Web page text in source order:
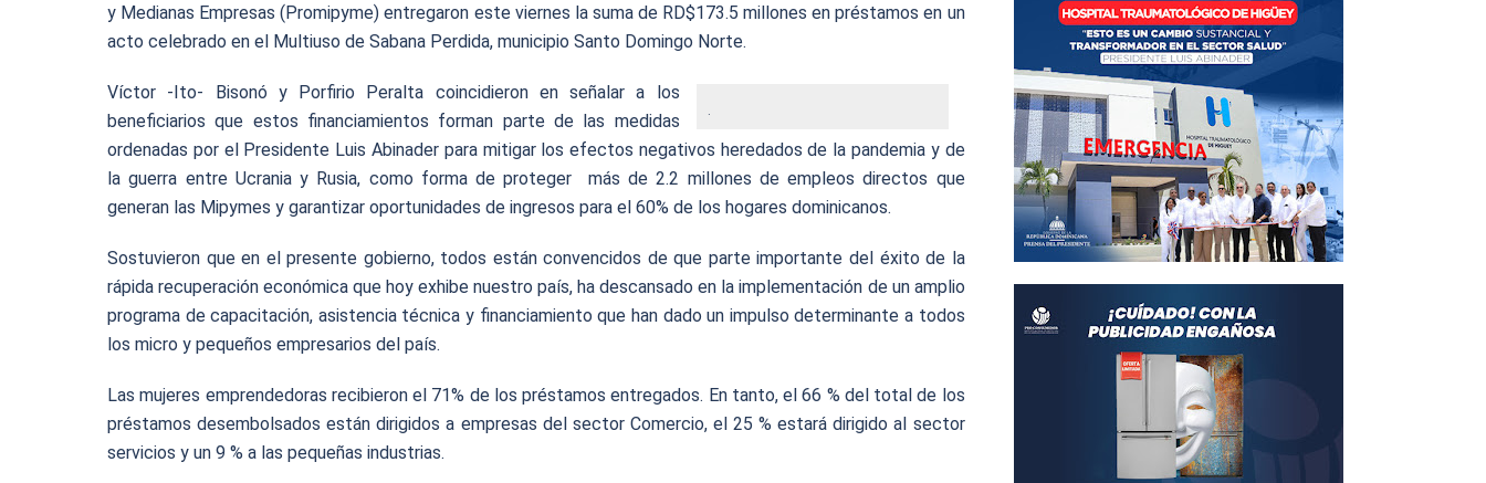
y Medianas Empresas (Promipyme) entregaron este viernes la suma de RD$173.5 millones en préstamos en un
acto celebrado en el Multiuso de Sabana Perdida, municipio Santo Domingo Norte.
.
Víctor -Ito- Bisonó y Porfirio Peralta coincidieron en señalar a los
beneficiarios que estos financiamientos forman parte de las medidas
ordenadas por el Presidente Luis Abinader para mitigar los efectos negativos heredados de la pandemia y de
la guerra entre Ucrania y Rusia, como forma de proteger más de 2.2 millones de empleos directos que
generan las Mipymes y garantizar oportunidades de ingresos para el 60% de los hogares dominicanos.
Sostuvieron que en el presente gobierno, todos están convencidos de que parte importante del éxito de la
rápida recuperación económica que hoy exhibe nuestro país, ha descansado en la implementación de un amplio
programa de capacitación, asistencia técnica y financiamiento que han dado un impulso determinante a todos
los micro y pequeños empresarios del país.
Las mujeres emprendedoras recibieron el 71% de los préstamos entregados. En tanto, el 66 % del total de los
préstamos desembolsados están dirigidos a empresas del sector Comercio, el 25 % estará dirigido al sector
servicios y un 9 % a las pequeñas industrias.